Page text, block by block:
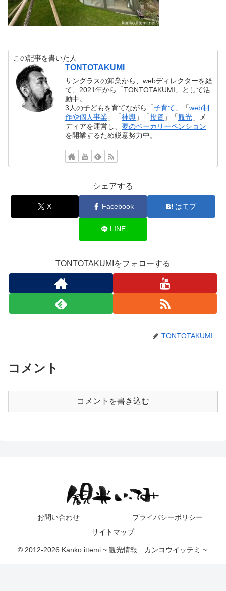
この記事を書いた人
TONTOTAKUMI
サングラスの卸業から、webディレクターを経
て、2021年から「TONTOTAKUMI」として活
動中。
3人の子どもを育てながら「子育て 」「web制
作や個人事業 」「神輿 」「投資 」「観光 」メ
ディアを運営し、夢のベーカリーペンション
を開業するため鋭意努力中。
シェアする
X Facebook はてブ
LINE
TONTOTAKUMIをフォローする
TONTOTAKUMI
コメント
コメントを書き込む
お問い合わせ
プライバシーポリシー
サイトマップ
© 2012-2026 Kanko ittemi ~ 観光情報 カンコウイッテミ ~.